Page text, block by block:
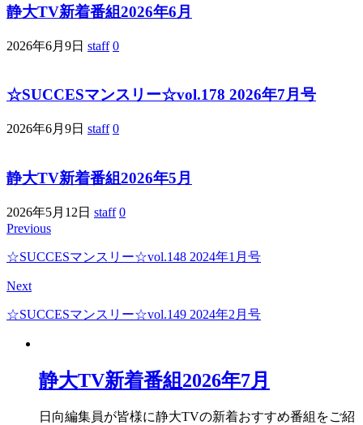
静大TV新着番組2026年6月
2026年6月9日 staff 0
☆SUCCESマンスリー☆vol.178 2026年7月号
2026年6月9日 staff 0
静大TV新着番組2026年5月
2026年5月12日 staff 0
Previous
☆SUCCESマンスリー☆vol.148 2024年1月号
Next
☆SUCCESマンスリー☆vol.149 2024年2月号
静大TV新着番組2026年7月
日向編集員が皆様に静大TVの新着おすすめ番組をご紹